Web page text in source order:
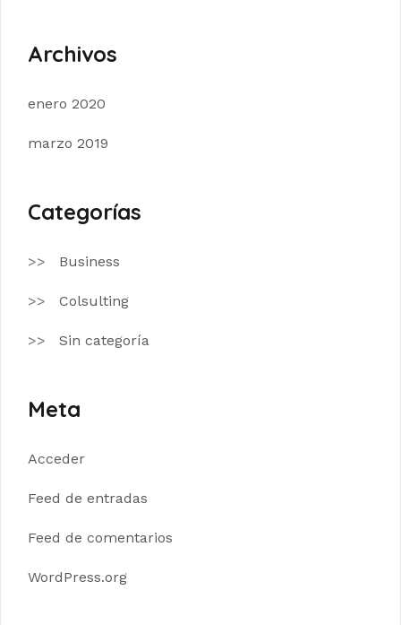
Archivos
enero 2020
marzo 2019
Categorías
Business
Colsulting
Sin categoría
Meta
Acceder
Feed de entradas
Feed de comentarios
WordPress.org